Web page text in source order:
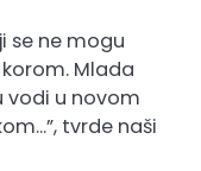
se ne mogu
Mlada
vodi u novom
tvrde naši